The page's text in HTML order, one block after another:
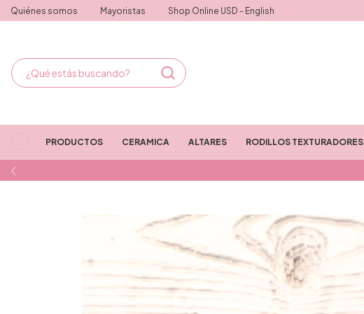
Quiénes somos Mayoristas Shop Online USD - English
PRODUCTOS CERAMICA ALTARES RODILLOS TEXTURADORES